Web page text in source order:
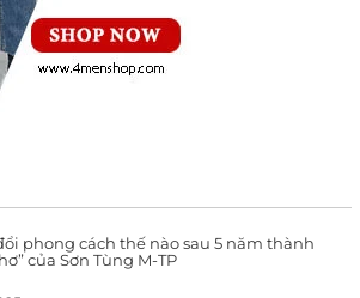
phong cách thế nào sau 5 năm thành
của Sơn Tùng M-TP